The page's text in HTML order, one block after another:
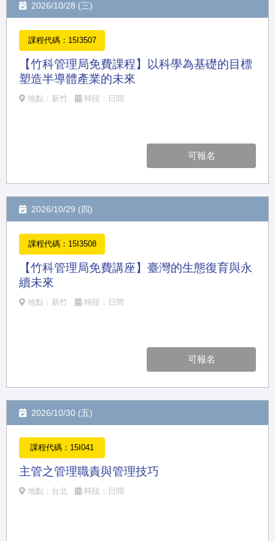
2026/10/28 (三)
課程代碼：15I3507
【竹科管理局免費課程】以科學為基礎的目標
塑造半導體產業的未來
地點：新竹 時段：日間
可報名
2026/10/29 (四)
課程代碼：15I3508
【竹科管理局免費講座】臺灣的生態復育與永
續未來
地點：新竹 時段：日間
可報名
2026/10/30 (五)
課程代碼：15I041
主管之管理職責與管理技巧
地點：台北 時段：日間